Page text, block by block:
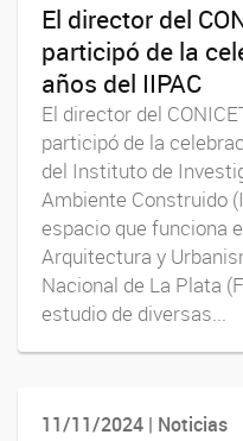
El director del
participó de la
años del IIPAC
El director del
participó de la
del Instituto de
Ambiente Construido
espacio que funciona
Arquitectura y
Nacional de La Plata
estudio de diversas...
11/11/2024 | Noticias